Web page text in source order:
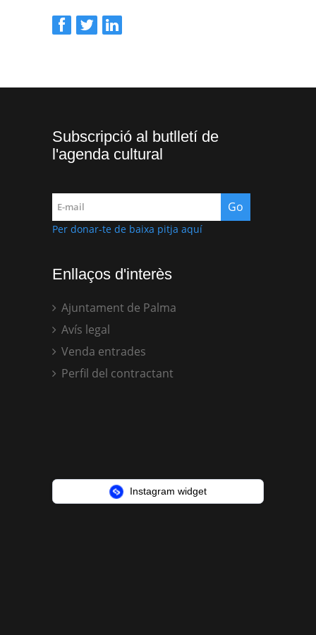
Subscripció al butlletí de
l'agenda cultural
Per donar-te de baixa pitja aquí
Enllaços d'interès
Ajuntament de Palma
Avís legal
Venda entrades
Perfil del contractant
Instagram widget